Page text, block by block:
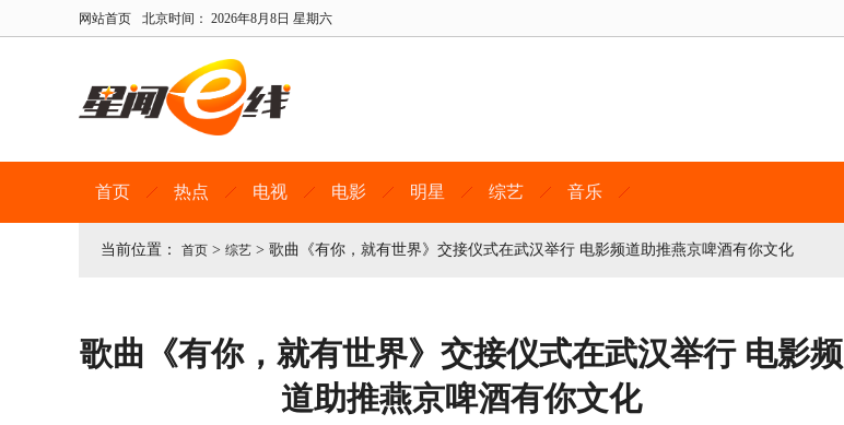
网站首页 北京时间： 2026年8月8日 星期六
首页 热点 电视 电影 明星 综艺 音乐
当前位置： 首页 > 综艺 > 歌曲《有你，就有世界》交接仪式在武汉举行 电影频道助推燕京啤酒有你文化
歌曲《有你，就有世界》交接仪式在武汉举行 电影频
道助推燕京啤酒有你文化